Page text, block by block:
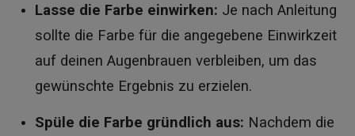
Lasse die Farbe einwirken: Je nach Anleitung
sollte die Farbe für die angegebene Einwirkzeit
auf deinen Augenbrauen verbleiben, um das
gewünschte Ergebnis zu erzielen.
Spüle die Farbe gründlich aus: Nachdem die